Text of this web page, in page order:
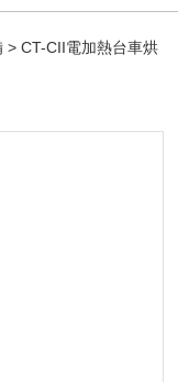
> CT-CII電加熱台車烘